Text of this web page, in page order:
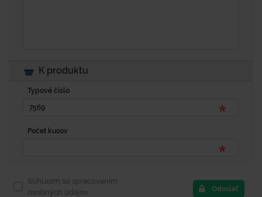
K produktu
Typové číslo
Počet kusov
Súhlasím so spracovaním
osobných údajov.
Odoslať